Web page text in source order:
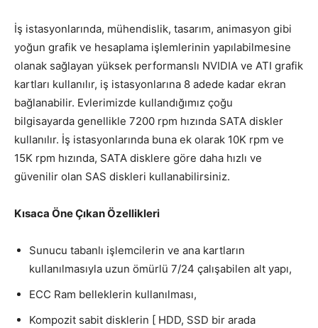
İş istasyonlarında, mühendislik, tasarım, animasyon gibi
yoğun grafik ve hesaplama işlemlerinin yapılabilmesine
olanak sağlayan yüksek performanslı NVIDIA ve ATI grafik
kartları kullanılır, iş istasyonlarına 8 adede kadar ekran
bağlanabilir. Evlerimizde kullandığımız çoğu
bilgisayarda genellikle 7200 rpm hızında SATA diskler
kullanılır. İş istasyonlarında buna ek olarak 10K rpm ve
15K rpm hızında, SATA disklere göre daha hızlı ve
güvenilir olan SAS diskleri kullanabilirsiniz.
Kısaca Öne Çıkan Özellikleri
Sunucu tabanlı işlemcilerin ve ana kartların
kullanılmasıyla uzun ömürlü 7/24 çalışabilen alt yapı,
ECC Ram belleklerin kullanılması,
Kompozit sabit disklerin [ HDD, SSD bir arada